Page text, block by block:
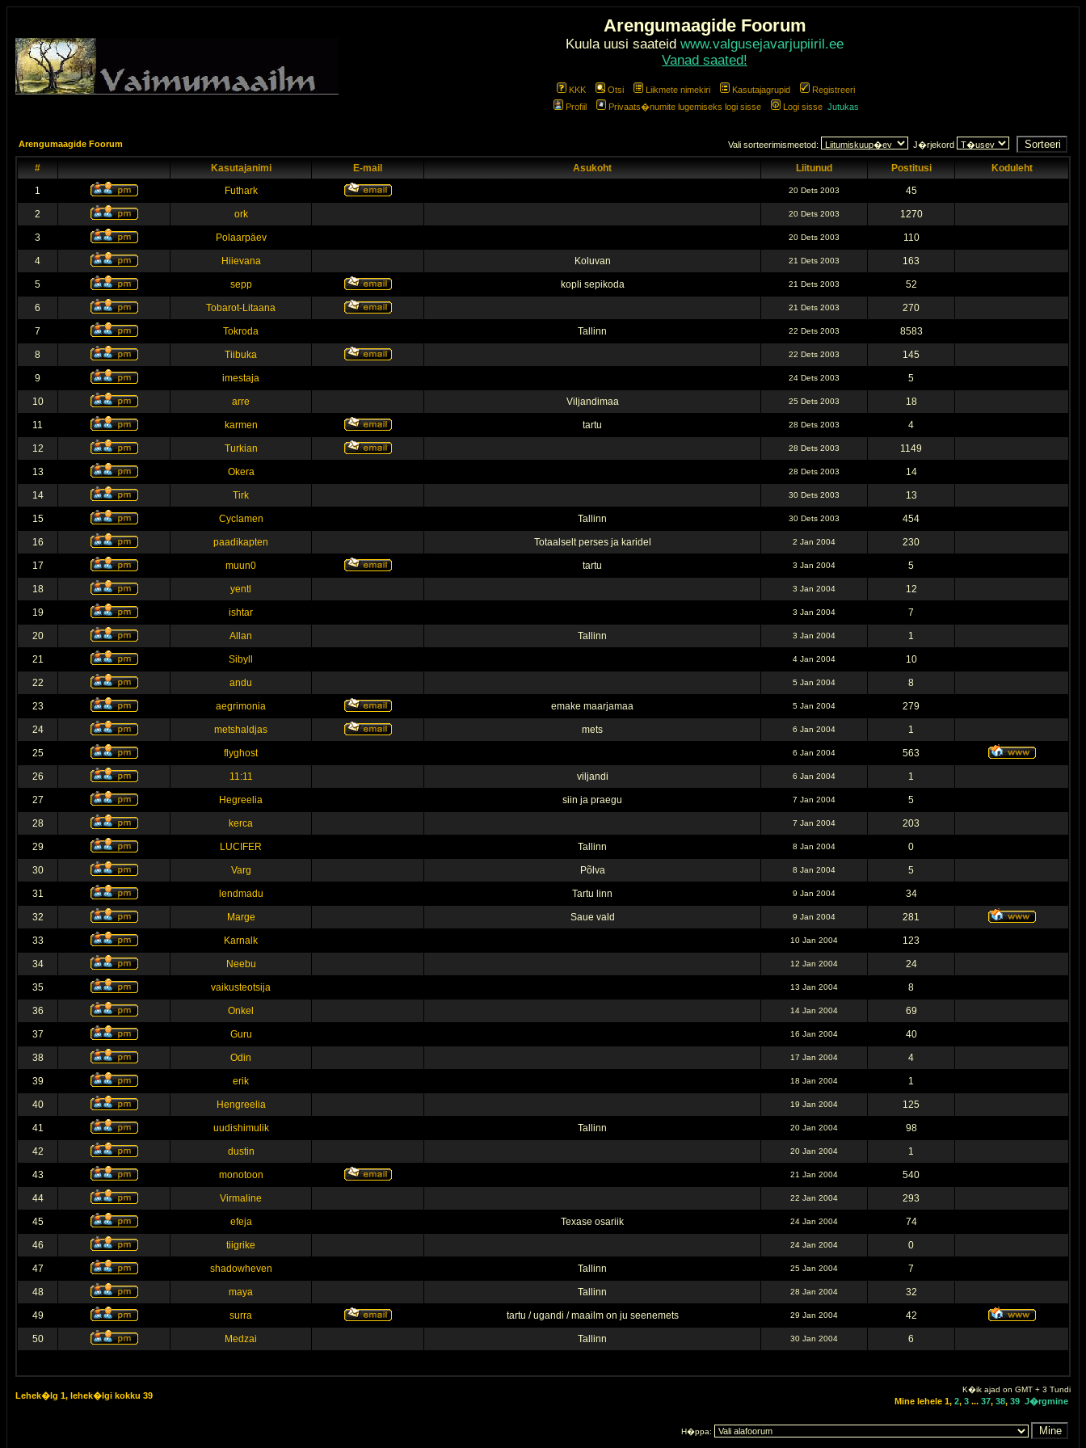
Arengumaagide Foorum
Kuula uusi saateid www.valgusejavarjupiiril.ee
Vanad saated!
KKK Otsi Liikmete nimekiri Kasutajagrupid
Registreeri
Profiil
Privaats�numite lugemiseks logi sisse Logi sisse Jutukas
Arengumaagide Foorum Vali sorteerimismeetod: J�rjekord
# Kasutajanimi E-mail Asukoht Liitunud Postitusi
Koduleht
1
Futhark 20 Dets 2003 45
2 ork 20 Dets 2003 1270
3 Polaarpäev 20 Dets 2003 110
4 Hiievana Koluvan 21 Dets 2003 163
5 sepp kopli sepikoda 21 Dets 2003 52
6 Tobarot-Litaana 21 Dets 2003 270
7 Tokroda Tallinn 22 Dets 2003 8583
8 Tiibuka 22 Dets 2003 145
9 imestaja 24 Dets 2003 5
10 arre Viljandimaa 25 Dets 2003 18
11 karmen tartu 28 Dets 2003 4
12 Turkian 28 Dets 2003 1149
13 Okera 28 Dets 2003 14
14 Tirk 30 Dets 2003 13
15 Cyclamen Tallinn 30 Dets 2003 454
16 paadikapten Totaalselt perses ja karidel 2 Jan 2004 230
17 muun0 tartu 3 Jan 2004 5
18 yentl 3 Jan 2004 12
19 ishtar 3 Jan 2004 7
20 Allan Tallinn 3 Jan 2004 1
21 Sibyll 4 Jan 2004 10
22 andu 5 Jan 2004 8
23 aegrimonia emake maarjamaa 5 Jan 2004 279
24 metshaldjas mets 6 Jan 2004 1
25 flyghost 6 Jan 2004 563
26 11:11 viljandi 6 Jan 2004 1
27 Hegreelia siin ja praegu 7 Jan 2004 5
28 kerca 7 Jan 2004 203
29 LUCIFER Tallinn 8 Jan 2004 0
30 Varg Põlva 8 Jan 2004 5
31 lendmadu Tartu linn 9 Jan 2004 34
32 Marge Saue vald 9 Jan 2004 281
33 Karnalk 10 Jan 2004 123
34 Neebu 12 Jan 2004 24
35 vaikusteotsija 13 Jan 2004 8
36 Onkel 14 Jan 2004 69
37 Guru 16 Jan 2004 40
38 Odin 17 Jan 2004 4
39 erik 18 Jan 2004 1
40 Hengreelia 19 Jan 2004 125
41 uudishimulik Tallinn 20 Jan 2004 98
42 dustin 20 Jan 2004 1
43 monotoon 21 Jan 2004 540
44 Virmaline 22 Jan 2004 293
45 efeja Texase osariik 24 Jan 2004 74
46 tiigrike 24 Jan 2004 0
47 shadowheven Tallinn 25 Jan 2004 7
48 maya Tallinn 28 Jan 2004 32
49 surra tartu / ugandi / maailm on ju seenemets 29 Jan 2004 42
50 Medzai Tallinn 30 Jan 2004 6
Lehek�lg 1, lehek�lgi kokku 39
K�ik ajad on GMT + 3 Tundi
Mine lehele 1, 2, 3 ... 37, 38, 39 J�rgmine
H�ppa: